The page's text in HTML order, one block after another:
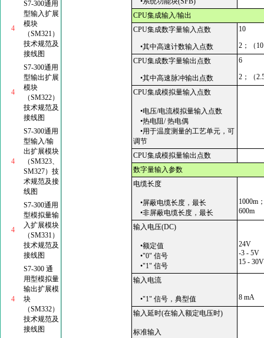
4
S7-300通用
型输入扩展
模块
（SM321）
技术规范及
接线图
4
S7-300通用
型输出扩展
模块
（SM322）
技术规范及
接线图
4
S7-300通用
型输入/输
出扩展模块
（SM323、
SM327）技
术规范及接
线图
4
S7-300通用
型模拟量输
入扩展模块
（SM331）
技术规范及
接线图
4
S7-300 通
用型模拟量
输出扩展模
块
（SM332）
技术规范及
接线图
CPU集成输入/输出
CPU集成数字量输入点数
•其中高速计数输入点数
10
2；（
CPU集成数字量输出点数
•其中高速脉冲输出点数
6
2；（
CPU集成模拟量输入点数
•电压/电流模拟量输入点数
•热电阻/ 热电偶
•用于温度测量的工艺单元，可
调节
CPU集成模拟量输出点数
数字量输入参数
电缆长度
•屏蔽电缆长度，最长
•非屏蔽电缆长度，最长
1000m
600m
输入电压(DC)
•额定值
•"0" 信号
•"1" 信号
24V
-3 - 5V
15 - 30V
输入电流
•"1" 信号，典型值
8 mA
输入延时(在输入额定电压时)
标准输入